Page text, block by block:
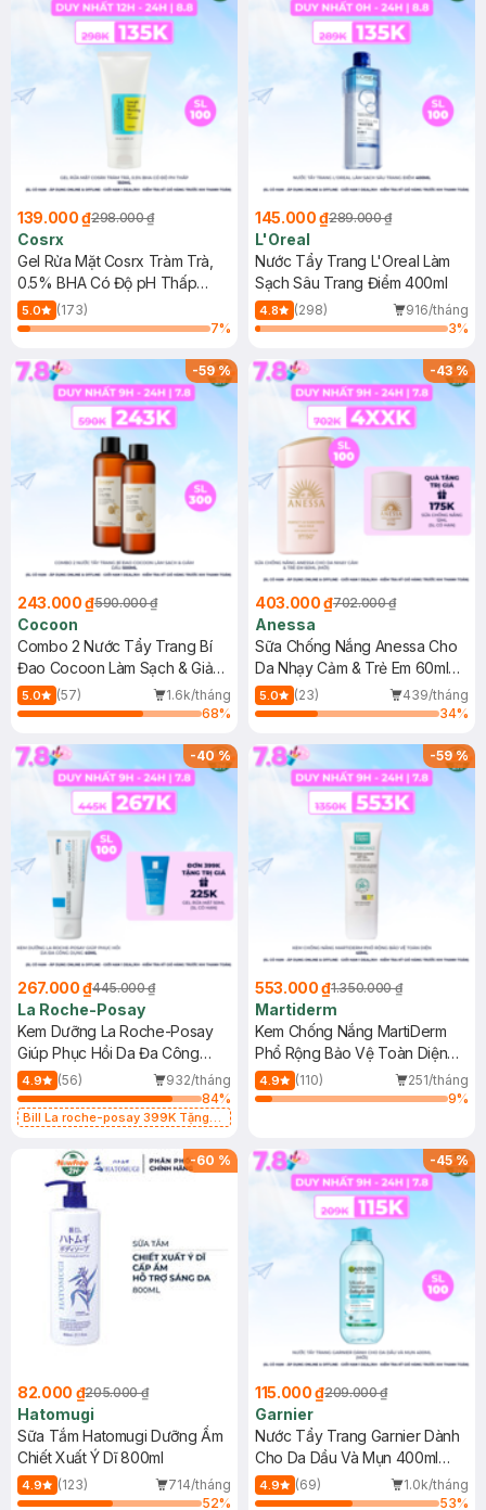
139.000 ₫298.000 ₫
Cosrx
Gel Rửa Mặt Cosrx Tràm Trà,
0.5% BHA Có Độ pH Thấp
150ml
5.0
(173)
7%
145.000 ₫289.000 ₫
L'Oreal
Nước Tẩy Trang L'Oreal Làm
Sạch Sâu Trang Điểm 400ml
4.8 (298)
916/tháng
3%
-59%
243.000 ₫590.000 ₫
Cocoon
Combo 2 Nước Tẩy Trang Bí
Đao Cocoon Làm Sạch & Giảm
Dầu 500ml
5.0 (57)
1.6k/tháng
68%
-43%
403.000 ₫702.000 ₫
Anessa
Sữa Chống Nắng Anessa Cho
Da Nhạy Cảm & Trẻ Em 60ml
(Mới)
5.0 (23)
439/tháng
34%
-40%
267.000 ₫445.000 ₫
La Roche-Posay
Kem Dưỡng La Roche-Posay
Giúp Phục Hồi Da Đa Công
Dụng 40ml
4.9 (56)
932/tháng
84%
Bill La roche-posay 399K Tặng
(SL có hạn)
-59%
553.000 ₫1.350.000 ₫
Martiderm
Kem Chống Nắng MartiDerm
Phổ Rộng Bảo Vệ Toàn Diện
40ml
4.9 (110)
251/tháng
9%
-60 %
82.000 ₫205.000 ₫
Hatomugi
Sữa Tắm Hatomugi Dưỡng Ẩm
Chiết Xuất Ý Dĩ 800ml
4.9 (123)
714/tháng
52%
-45%
115.000 ₫209.000 ₫
Garnier
Nước Tẩy Trang Garnier Dành
Cho Da Dầu Và Mụn 400ml
(Mới)
4.9 (69)
1.0k/tháng
53%